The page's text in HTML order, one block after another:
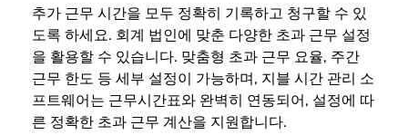
추가 근무 시간을 모두 정확히 기록하고 청구할 수 있
도록 하세요. 회계 법인에 맞춘 다양한 초과 근무 설정
을 활용할 수 있습니다. 맞춤형 초과 근무 요율, 주간
근무 한도 등 세부 설정이 가능하며, 지블 시간 관리 소
프트웨어는 근무시간표와 완벽히 연동되어, 설정에 따
른 정확한 초과 근무 계산을 지원합니다.